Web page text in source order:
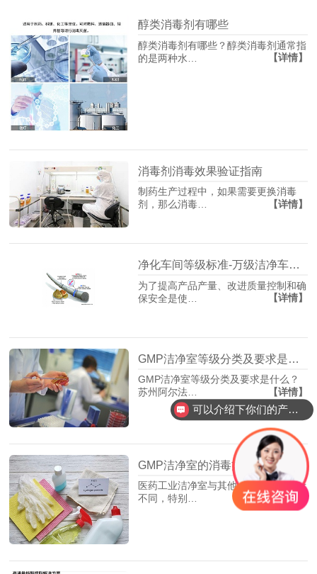
醇类消毒剂有哪些
醇类消毒剂有哪些？醇类消毒剂通常指
的是两种水…
【详情】
消毒剂消毒效果验证指南
制药生产过程中，如果需要更换消毒
剂，那么消毒…
【详情】
净化车间等级标准-万级洁净车间标准
为了提高产品产量、改进质量控制和确
保安全是使…
【详情】
GMP洁净室等级分类及要求是什么
GMP洁净室等级分类及要求是什么？
苏州阿尔法…
【详情】
医药工业洁净室与其他工业洁净室有所
不同，特别…
【详情】
可以介绍下你们的产品么？